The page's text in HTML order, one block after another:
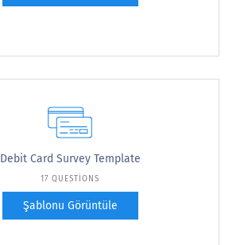
Debit Card Survey Template
17 QUESTIONS
Şablonu Görüntüle